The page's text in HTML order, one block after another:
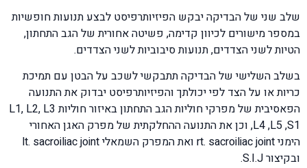
שלב שני של הבדיקה יבקש הפיזיותרפיסט לבצע תנועות חופשיות
במספר מישורים לכיוון קדימה, פשיטה אחורית של הגב התחתון,
הטיות לשני הצדדים, תנועות סיבוביות לשני הצדדים.
בשלב השלישי של הבדיקה תתבקשי לשכב על הבטן עם תמיכת
כריות או על הצד לפי יכולתך והפיזיותרפיסט יבדוק את התנועה
הפאסיבית של מפרקי חוליות הגב התחתון באיזור חוליות L1, L2, L3
,L4 ,L5 ,S1 וכן את התנועה ההחלקתית של מפרק האגן האחורי
הימני rt. sacroiliac joint ואת המפרק השמאלי lt. sacroiliac joint
ובקיצור S.I.J.